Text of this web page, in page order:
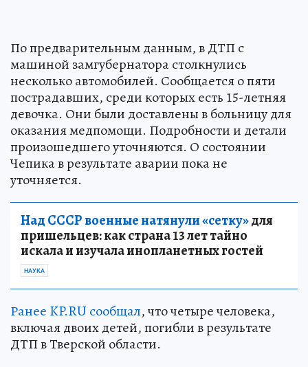
По предварительным данным, в ДТП с
машиной замгубернатора столкнулись
несколько автомобилей. Сообщается о пяти
пострадавших, среди которых есть 15-летняя
девочка. Они были доставлены в больницу для
оказания медпомощи. Подробности и детали
произошедшего уточняются. О состоянии
Чепика в результате аварии пока не
уточняется.
Над СССР военные натянули «сетку»для
пришельцев: как страна 13 лет тайно
искала и изучала инопланетных гостей
НАУКА
Ранее KP.RU сообщал, что четыре человека,
включая двоих детей, погибли в результате
ДТП в Тверской области.